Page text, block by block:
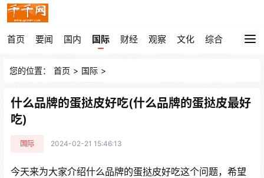
首页 要闻 国内 国际 财经 观察 文化 综合
您的位置： 首页 > 国际 >
什么品牌的蛋挞皮好吃(什么品牌的蛋挞皮最好
吃)
国际 2024-02-21 15:46:13
今天来为大家介绍什么品牌的蛋挞皮好吃这个问题，希望